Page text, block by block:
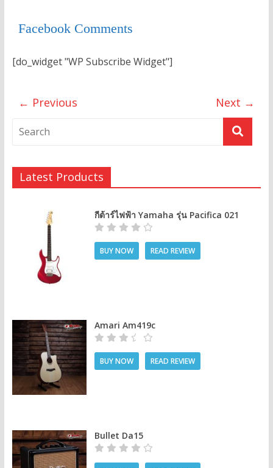
Facebook Comments
[do_widget "WP Subscribe Widget"]
← Previous Next →
Latest Products
กีต้าร์ไฟฟ้า Yamaha รุ่น Pacifica 021
BUY NOW READ REVIEW
Amari Am419c
BUY NOW READ REVIEW
Bullet Da15